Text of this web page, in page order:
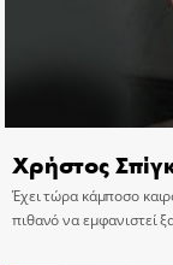
Χρήστος
Έχει τώρα κάμποσο
πιθανό να εμφανιστεί